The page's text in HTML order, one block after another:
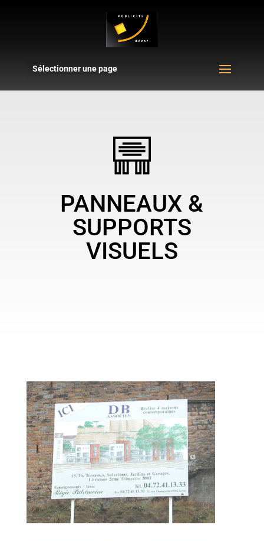
Sélectionner une page
PANNEAUX &
SUPPORTS
VISUELS